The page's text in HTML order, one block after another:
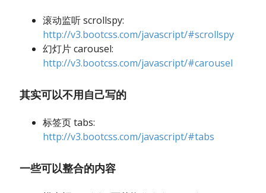
滚动监听 scrollspy:
http://v3.bootcss.com/javascript/#scrollspy
幻灯片 carousel:
http://v3.bootcss.com/javascript/#carousel
其实可以不用自己写的
标签页 tabs:
http://v3.bootcss.com/javascript/#tabs
一些可以整合的内容